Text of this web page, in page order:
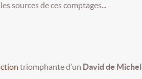
sources de ces comptages...
triomphante d’un David de Michel